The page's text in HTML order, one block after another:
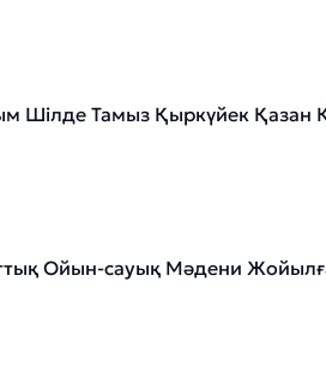
Шілде Тамыз Қыркүйек Қазан
Ойын-сауық Мәдени